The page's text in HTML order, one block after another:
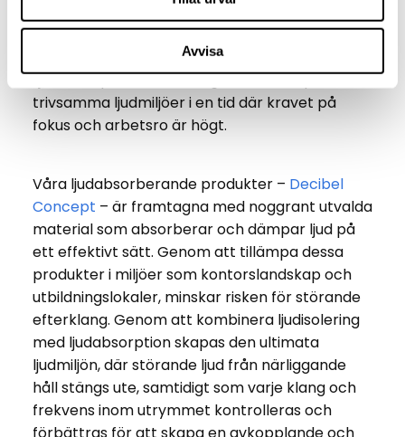
Avvisa
ett särskilt utrymme genom att försöka minska
efterklang och förbättra ljudkvaliteten.
Ljudabsorption är en viktig del i att skapa
trivsamma ljudmiljöer i en tid där kravet på
fokus och arbetsro är högt.
Våra ljudabsorberande produkter – Decibel
Concept – är framtagna med noggrant utvalda
material som absorberar och dämpar ljud på
ett effektivt sätt. Genom att tillämpa dessa
produkter i miljöer som kontorslandskap och
utbildningslokaler, minskar risken för störande
efterklang. Genom att kombinera ljudisolering
med ljudabsorption skapas den ultimata
ljudmiljön, där störande ljud från närliggande
håll stängs ute, samtidigt som varje klang och
frekvens inom utrymmet kontrolleras och